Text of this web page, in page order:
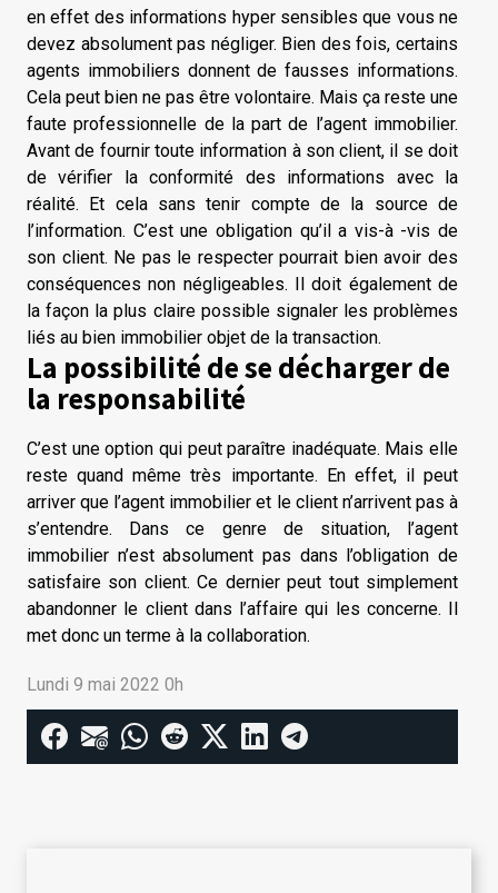
en effet des informations hyper sensibles que vous ne
devez absolument pas négliger. Bien des fois, certains
agents immobiliers donnent de fausses informations.
Cela peut bien ne pas être volontaire. Mais ça reste une
faute professionnelle de la part de l’agent immobilier.
Avant de fournir toute information à son client, il se doit
de vérifier la conformité des informations avec la
réalité. Et cela sans tenir compte de la source de
l’information. C’est une obligation qu’il a vis-à -vis de
son client. Ne pas le respecter pourrait bien avoir des
conséquences non négligeables. Il doit également de
la façon la plus claire possible signaler les problèmes
liés au bien immobilier objet de la transaction.
La possibilité de se décharger de
la responsabilité
C’est une option qui peut paraître inadéquate. Mais elle
reste quand même très importante. En effet, il peut
arriver que l’agent immobilier et le client n’arrivent pas à
s’entendre. Dans ce genre de situation, l’agent
immobilier n’est absolument pas dans l’obligation de
satisfaire son client. Ce dernier peut tout simplement
abandonner le client dans l’affaire qui les concerne. Il
met donc un terme à la collaboration.
Lundi 9 mai 2022 0h